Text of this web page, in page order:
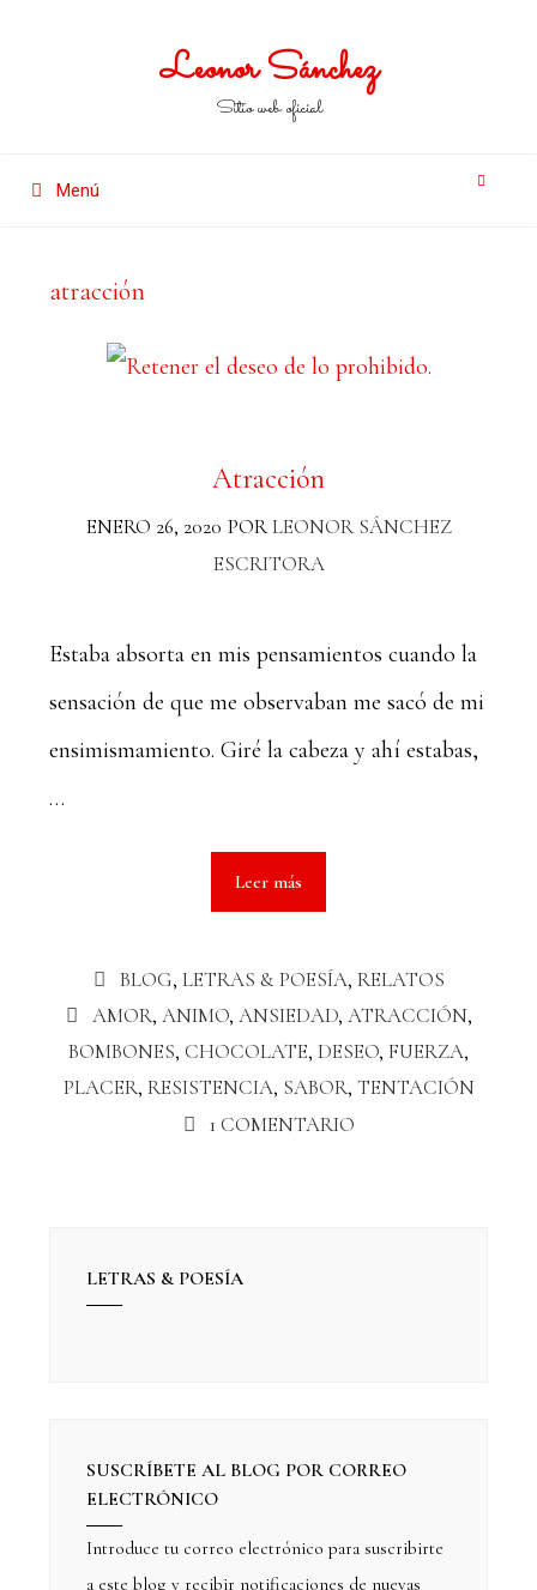
Leonor Sánchez
Sitio web oficial
Menú
atracción
Atracción
ENERO 26, 2020 PORLEONOR SÁNCHEZ
ESCRITORA
Estaba absorta en mis pensamientos cuando la
sensación de que me observaban me sacó de mi
ensimismamiento. Giré la cabeza y ahí estabas,
…
Leer más
BLOG,LETRAS & POESÍA,RELATOS
AMOR,ANIMO,ANSIEDAD,ATRACCIÓN,
BOMBONES, CHOCOLATE, DESEO, FUERZA,
PLACER, RESISTENCIA, SABOR, TENTACIÓN
1 COMENTARIO
LETRAS & POESÍA
SUSCRÍBETE AL BLOG POR CORREO
ELECTRÓNICO
Introduce tu correo electrónico para suscribirte
a este blog y recibir notificaciones de nuevas